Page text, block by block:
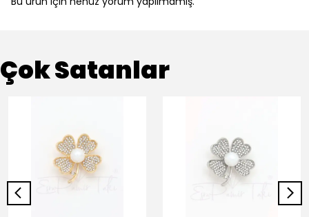
Çok Satanlar